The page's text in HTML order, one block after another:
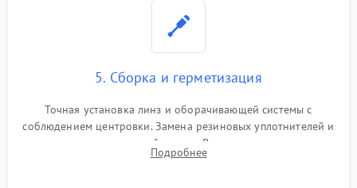
5. Сборка и герметизация
Точная установка линз и оборачивающей системы с
соблюдением центровки. Замена резиновых уплотнителей и
нанесение влагозащитной смазки. Вакуумирование корпуса
и заполнение его осушенным азотом или аргоном для
Подробнее